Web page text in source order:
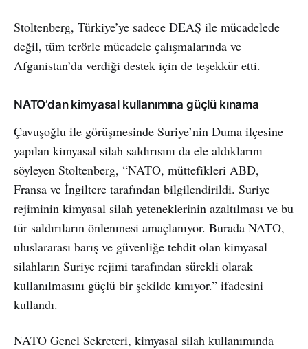
Stoltenberg, Türkiye’ye sadece DEAŞ ile mücadelede
değil, tüm terörle mücadele çalışmalarında ve
Afganistan’da verdiği destek için de teşekkür etti.
NATO’dan kimyasal kullanımına güçlü kınama
Çavuşoğlu ile görüşmesinde Suriye’nin Duma ilçesine
yapılan kimyasal silah saldırısını da ele aldıklarını
söyleyen Stoltenberg, “NATO, müttefikleri ABD,
Fransa ve İngiltere tarafından bilgilendirildi. Suriye
rejiminin kimyasal silah yeteneklerinin azaltılması ve bu
tür saldırıların önlenmesi amaçlanıyor. Burada NATO,
uluslararası barış ve güvenliğe tehdit olan kimyasal
silahların Suriye rejimi tarafından sürekli olarak
kullanılmasını güçlü bir şekilde kınıyor.” ifadesini
kullandı.
NATO Genel Sekreteri, kimyasal silah kullanımında